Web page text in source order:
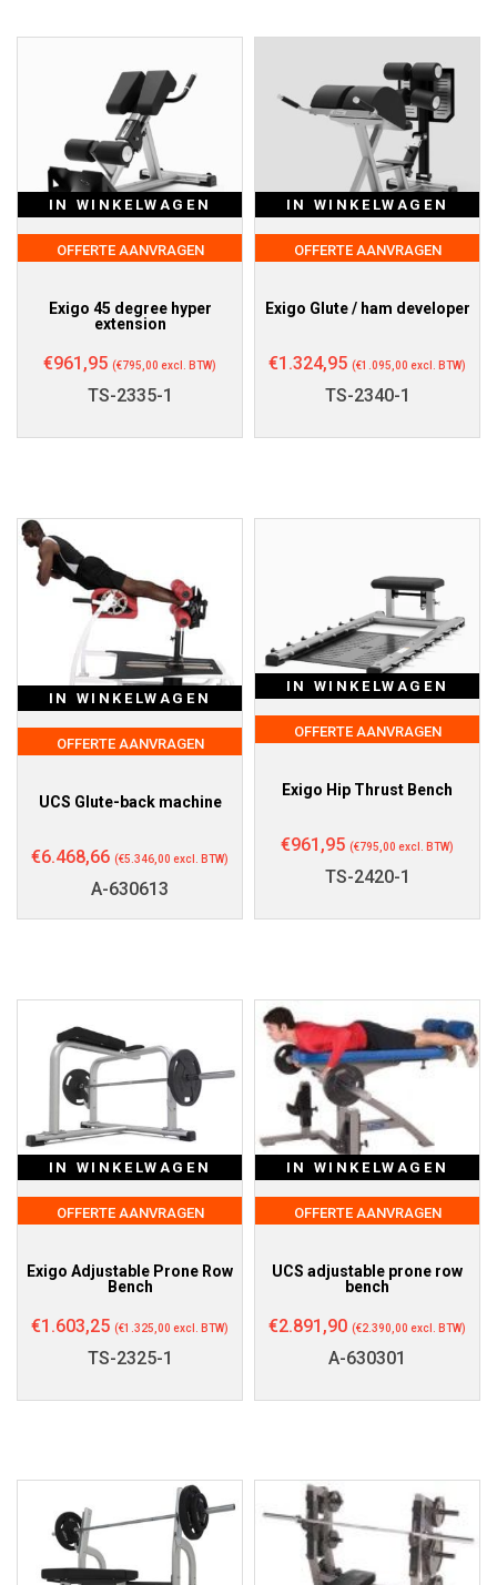
IN WINKELWAGEN
OFFERTE AANVRAGEN
Exigo 45 degree hyper
extension
€961,95 (€795,00 excl. BTW)
TS-2335-1
IN WINKELWAGEN
OFFERTE AANVRAGEN
Exigo Glute / ham developer
€1.324,95 (€1.095,00 excl. BTW)
TS-2340-1
IN WINKELWAGEN
OFFERTE AANVRAGEN
UCS Glute-back machine
€6.468,66 (€5.346,00 excl. BTW)
A-630613
IN WINKELWAGEN
OFFERTE AANVRAGEN
Exigo Hip Thrust Bench
€961,95 (€795,00 excl. BTW)
TS-2420-1
IN WINKELWAGEN
OFFERTE AANVRAGEN
Exigo Adjustable Prone Row
Bench
€1.603,25 (€1.325,00 excl. BTW)
TS-2325-1
IN WINKELWAGEN
OFFERTE AANVRAGEN
UCS adjustable prone row
bench
€2.891,90 (€2.390,00 excl. BTW)
A-630301